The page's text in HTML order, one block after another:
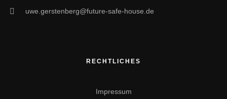
uwe.gerstenberg@future-safe-house.de
RECHTLICHES
Impressum